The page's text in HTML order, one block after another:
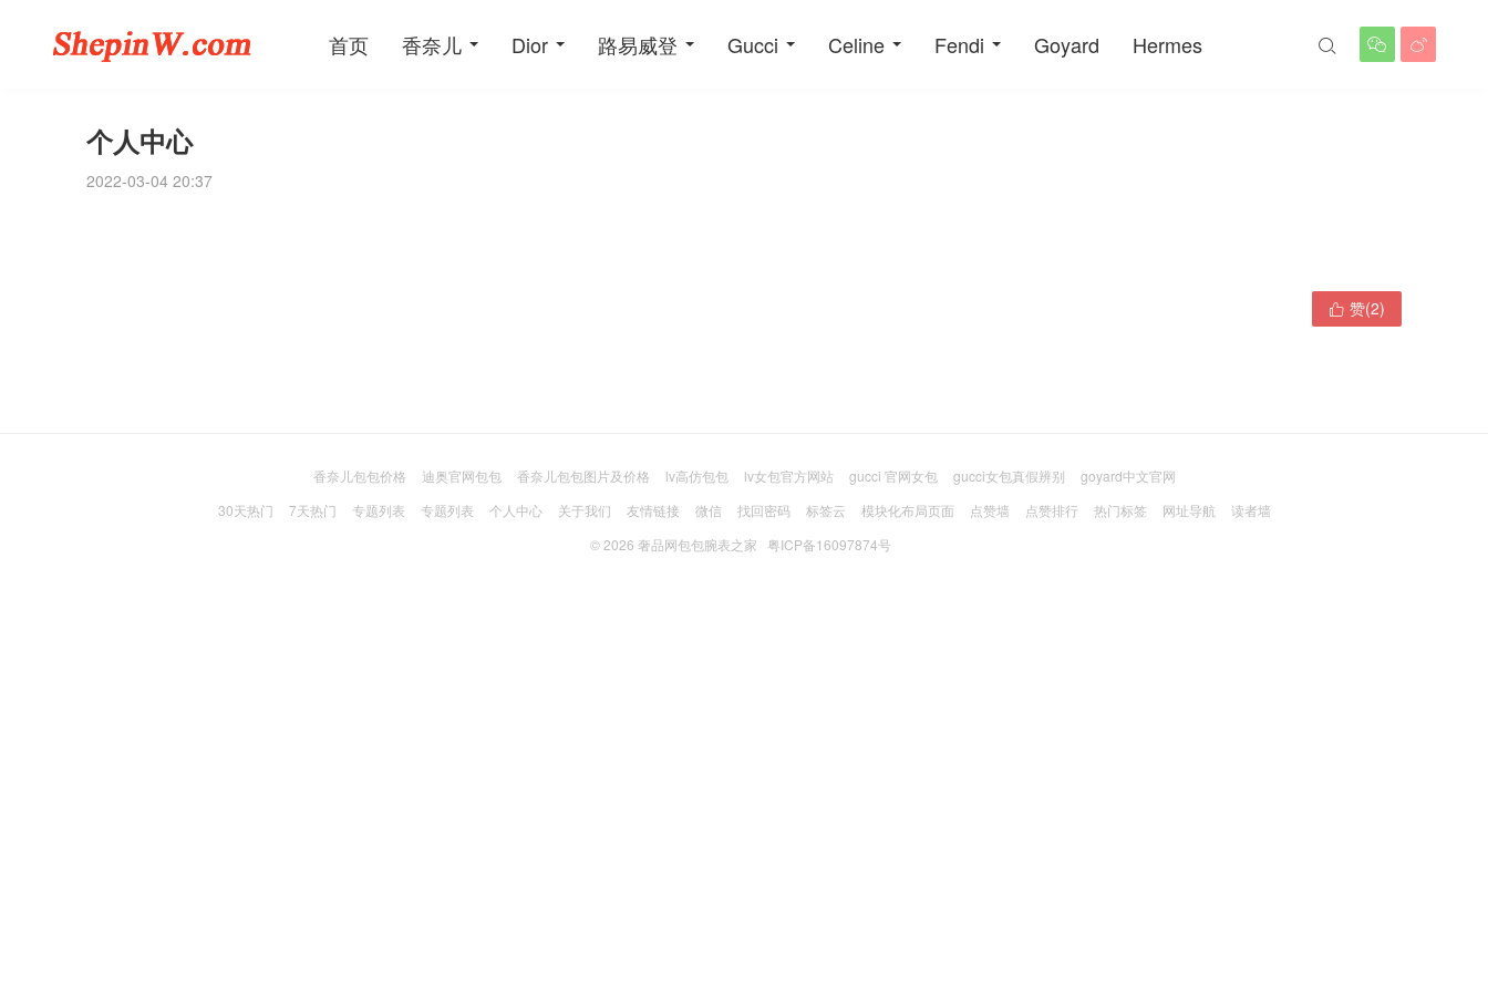
首页 香奈儿 Dior 路易威登 Gucci Celine Fendi Goyard Hermes  

个人中心
2022-03-04 20:37
 赞(2)
香奈儿包包价格 迪奥官网包包 香奈儿包包图片及价格 lv高仿包包 lv女包官方网站 gucci 官网女包 gucci女包真假辨别
goyard中文官网
30天热门
7天热门 专题列表 专题列表 个人中心 关于我们 友情链接 微信 找回密码 标签云 模块化布局页面 点赞墙 点赞排行 热门标签 网址导航
读者墙
© 2026 奢品网包包腕表之家 粤ICP备16097874号